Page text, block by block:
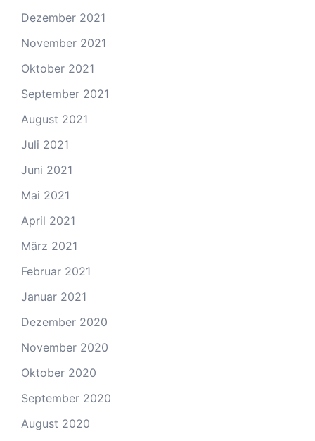
Dezember 2021
November 2021
Oktober 2021
September 2021
August 2021
Juli 2021
Juni 2021
Mai 2021
April 2021
März 2021
Februar 2021
Januar 2021
Dezember 2020
November 2020
Oktober 2020
September 2020
August 2020